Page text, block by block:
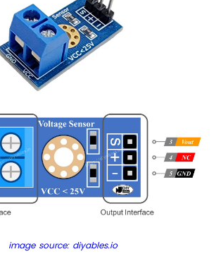
image source: diyables.io